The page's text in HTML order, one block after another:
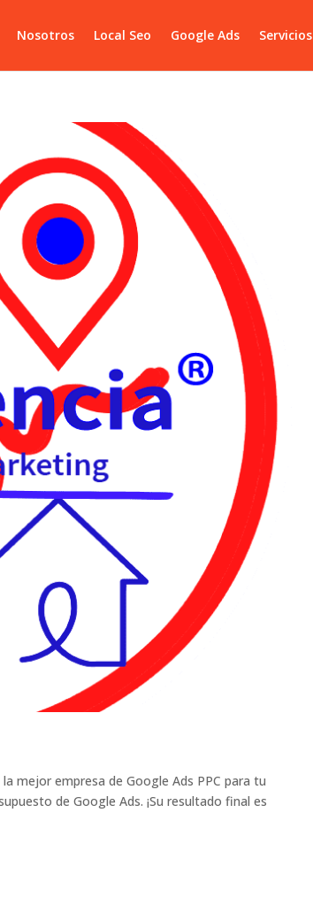
Nosotros Local Seo Google Ads Servicios
mejor empresa de Google Ads PPC para tu
de Google Ads. ¡Su resultado final es